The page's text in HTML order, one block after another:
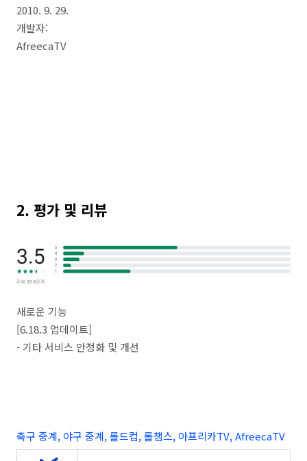
2010. 9. 29.
개발자:
AfreecaTV
2. 평가 및 리뷰
새로운 기능
[6.18.3 업데이트]
- 기타 서비스 안정화 및 개선
축구 중계, 야구 중계, 롤드컵, 롤챔스, 아프리카TV, AfreecaTV